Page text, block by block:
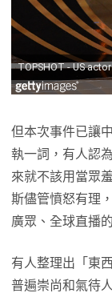
但本次事件已讓
執一詞，有人認
來就不該用當眾
斯儘管憤怒有理
廣眾、全球直播
有人整理出「東
普遍崇尚和氣待